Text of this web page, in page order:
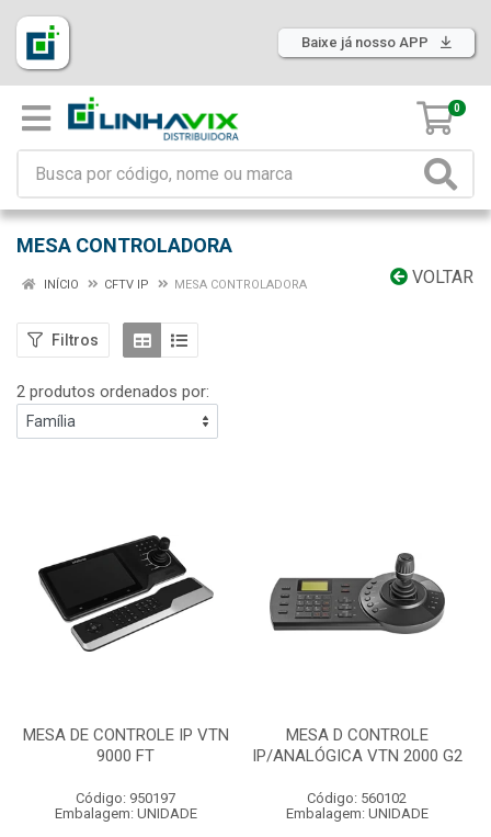
Baixe já nosso APP
0
MESA CONTROLADORA
VOLTAR
INÍCIO CFTV IP MESA CONTROLADORA
Filtros
2 produtos ordenados por:
MESA DE CONTROLE IP VTN
9000 FT
Código: 950197
Embalagem: UNIDADE
MESA D CONTROLE
IP/ANALÓGICA VTN 2000 G2
Código: 560102
Embalagem: UNIDADE